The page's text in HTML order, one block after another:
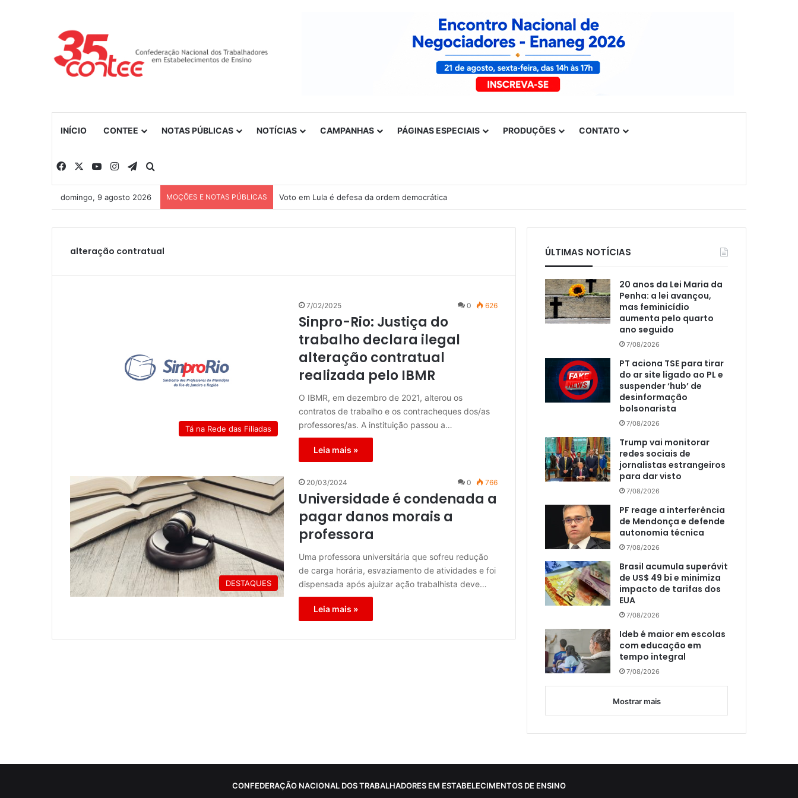
INÍCIO CONTEE NOTAS PÚBLICAS NOTÍCIAS CAMPANHAS PÁGINAS ESPECIAIS PRODUÇÕES CONTATO
Facebook YouTubeInstagramTelegram
domingo, 9 agosto 2026 MOÇÕES E NOTAS PÚBLICAS Voto em Lula é defesa da ordem democrática
alteração contratual
Tá na Rede das Filiadas
7/02/2025 0 626
Sinpro-Rio: Justiça do
trabalho declara ilegal
alteração contratual
realizada pelo IBMR
O IBMR, em dezembro de 2021, alterou os
contratos de trabalho e os contracheques dos/as
professores/as. A instituição passou a…
Leia mais »
DESTAQUES
20/03/2024 0 766
Universidade é condenada a
pagar danos morais a
professora
Uma professora universitária que sofreu redução
de carga horária, esvaziamento de atividades e foi
dispensada após ajuizar ação trabalhista deve…
Leia mais »
ÚLTIMAS NOTÍCIAS
20 anos da Lei Maria da
Penha: a lei avançou,
mas feminicídio
aumenta pelo quarto
ano seguido
7/08/2026
PT aciona TSE para tirar
do ar site ligado ao PL e
suspender ‘hub’ de
desinformação
bolsonarista
7/08/2026
Trump vai monitorar
redes sociais de
jornalistas estrangeiros
para dar visto
7/08/2026
PF reage a interferência
de Mendonça e defende
autonomia técnica
7/08/2026
Brasil acumula superávit
de US$ 49 bi e minimiza
impacto de tarifas dos
EUA
7/08/2026
Ideb é maior em escolas
com educação em
tempo integral
7/08/2026
Mostrar mais
CONFEDERAÇÃO NACIONAL DOS TRABALHADORES EM ESTABELECIMENTOS DE ENSINO